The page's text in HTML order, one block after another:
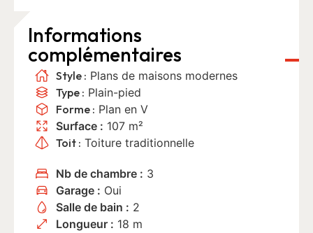
Informations
complémentaires
Style : Plans de maisons modernes
Type : Plain-pied
Forme : Plan en V
Surface : 107 m²
Toit : Toiture traditionnelle
Nb de chambre : 3
Garage : Oui
Salle de bain : 2
Longueur : 18 m